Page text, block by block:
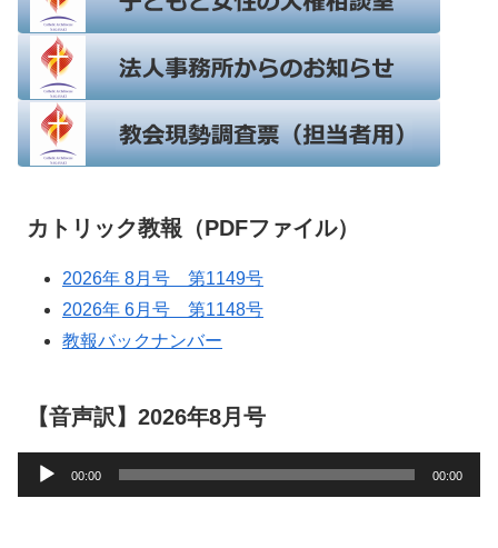
カトリック教報（PDFファイル）
2026年 8月号 第1149号
2026年 6月号 第1148号
教報バックナンバー
【音声訳】2026年8月号
声
00:00 00:00